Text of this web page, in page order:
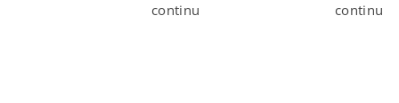
continu
continu